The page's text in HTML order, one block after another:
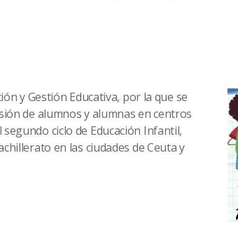
y Gestión Educativa, por la que se
de alumnos y alumnas en centros
ciclo de Educación Infantil,
en las ciudades de Ceuta y